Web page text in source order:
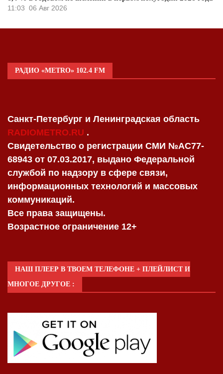
11:03 06 Авг 2026
РАДИО «METRO» 102.4 FM
Санкт-Петербург и Ленинградская область
RADIOMETRO.RU .
Свидетельство о регистрации СМИ №AC77-
68943 от 07.03.2017, выдано Федеральной
службой по надзору в сфере связи,
информационных технологий и массовых
коммуникаций.
Все права защищены.
Возрастное ограничение 12+
НАШ ПЛЕЕР В ТВОЕМ ТЕЛЕФОНЕ + ПЛЕЙЛИСТ И
МНОГОЕ ДРУГОЕ :